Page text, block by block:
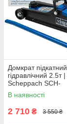
Домкрат підкатний
гідравлічний 2.5т
Scheppach SCH-
T830031LuxPrice
В наявності
2 710 ₴ 3 550 ₴